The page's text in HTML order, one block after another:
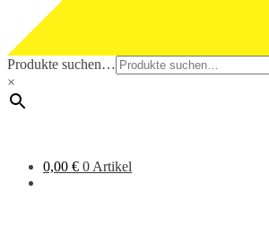
Produkte suchen…
×
0,00 € 0 Artikel